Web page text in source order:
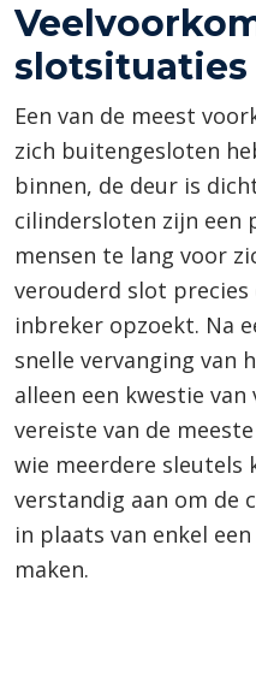
slotsituaties
Een van de meest
zich buitengesloten
binnen, de deur is
cilindersloten zijn een
mensen te lang voor
verouderd slot precies
inbreker opzoekt. Na
snelle vervanging van
alleen een kwestie
vereiste van de
wie meerdere sleutels
verstandig aan om de
in plaats van enkel
maken.